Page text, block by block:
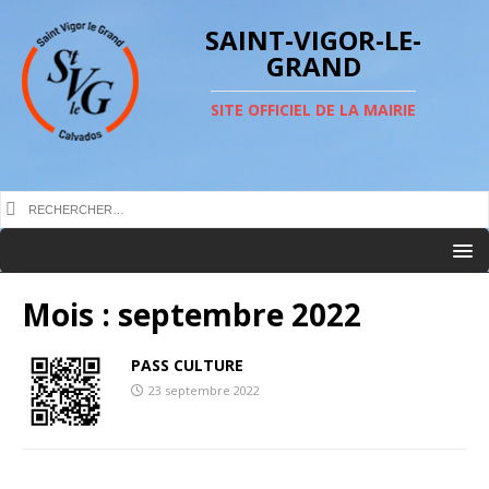
SAINT-VIGOR-LE-
GRAND
SITE OFFICIEL DE LA MAIRIE
Mois : septembre 2022
PASS CULTURE
23 septembre 2022